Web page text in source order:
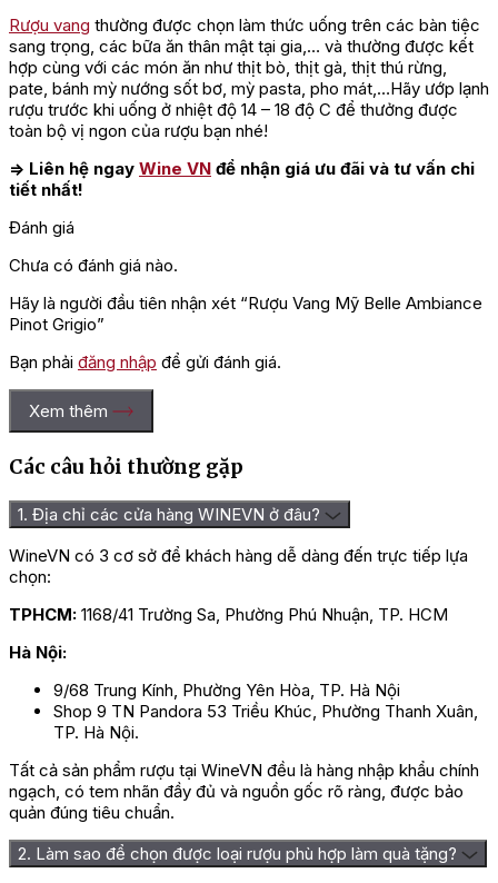
Rượu vang thường được chọn làm thức uống trên các bàn tiệc
sang trọng, các bữa ăn thân mật tại gia,… và thường được kết
hợp cùng với các món ăn như thịt bò, thịt gà, thịt thú rừng,
pate, bánh mỳ nướng sốt bơ, mỳ pasta, pho mát,…Hãy ướp lạnh
rượu trước khi uống ở nhiệt độ 14 – 18 độ C để thưởng được
toàn bộ vị ngon của rượu bạn nhé!
=> Liên hệ ngay Wine VN để nhận giá ưu đãi và tư vấn chi
tiết nhất!
Đánh giá
Chưa có đánh giá nào.
Hãy là người đầu tiên nhận xét “Rượu Vang Mỹ Belle Ambiance
Pinot Grigio”
Bạn phải đăng nhập để gửi đánh giá.
Xem thêm
Các câu hỏi thường gặp
1. Địa chỉ các cửa hàng WINEVN ở đâu?
WineVN có 3 cơ sở để khách hàng dễ dàng đến trực tiếp lựa
chọn:
TPHCM: 1168/41 Trường Sa, Phường Phú Nhuận, TP. HCM
Hà Nội:
9/68 Trung Kính, Phường Yên Hòa, TP. Hà Nội
Shop 9 TN Pandora 53 Triều Khúc, Phường Thanh Xuân,
TP. Hà Nội.
Tất cả sản phẩm rượu tại WineVN đều là hàng nhập khẩu chính
ngạch, có tem nhãn đầy đủ và nguồn gốc rõ ràng, được bảo
quản đúng tiêu chuẩn.
2. Làm sao để chọn được loại rượu phù hợp làm quà tặng?